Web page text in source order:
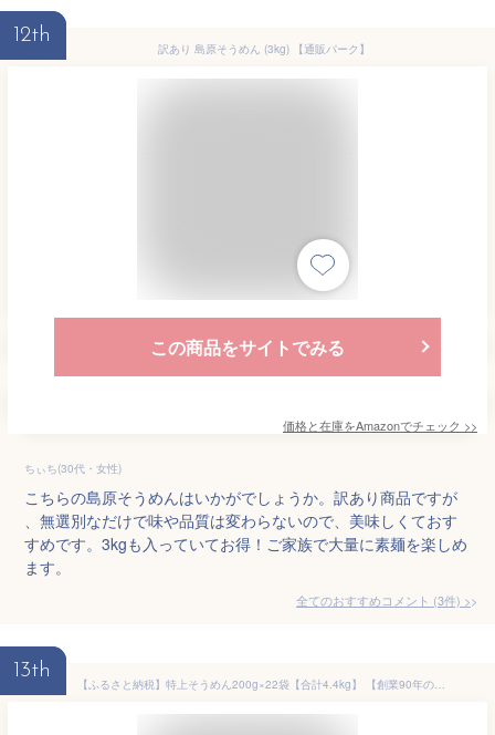
12th
訳あり 島原そうめん (3kg) 【通販パーク】
この商品をサイトでみる
価格と在庫をAmazonでチェック >>
ちぃち(30代・女性)
こちらの島原そうめんはいかがでしょうか。訳あり商品ですが
、無選別なだけで味や品質は変わらないので、美味しくておす
すめです。3kgも入っていてお得！ご家族で大量に素麺を楽しめ
ます。
全てのおすすめコメント (3件) >
13th
【ふるさと納税】特上そうめん200g×22袋【合計4.4kg】 【創業90年の匠の技】 贈答・ギフトにもおすすめ そうめん 素麺 乾麺 佐賀県 鹿島市 そうめん 素麺 ヌードル 石橋製麺所 冷麺 ギフト 贈答 贈り物 プレゼント お中元 お歳暮 父の日 母の日 敬老の日 お祝い B-596